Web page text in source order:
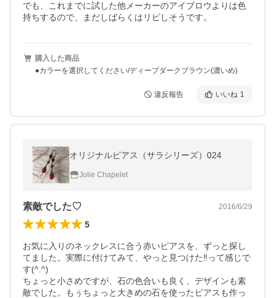
でも、これまでに試した他メーカーのアイブロウよりは色
持ちするので、まだしばらくはリピしそうです。
購入した商品
●カラーを選択してください/ディープダークブラウン(濃いめ)
違反報告 いいね 1
オリジナルピアス（サラシリーズ）024
Jolie Chapelet
素敵でした♡ 2016/6/29
5
お気に入りのネックレスに合う赤いピアスを、ずっと探し
てました。実際に付けてみて、やっと見つけた‼︎って感じで
す(^.^)
ちょっと小さめですが、石の色合いも良く、デザインも素
敵でした。もぅちょっと大きめの石を使ったピアスも作っ